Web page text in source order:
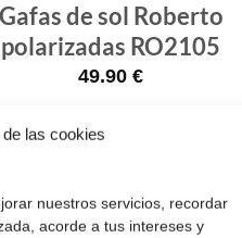
las cookies
nuestros servicios, recordar
acorde a tus intereses y
Gafas de sol Roberto
polarizadas RO2105
49.90 €
¡Comprar!
Pruébatelas